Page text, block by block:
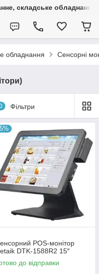
складське обладнання
обладнання Сенсорні
Фільтри
POS-монітор
DTK-1588R2 15″
до відправки